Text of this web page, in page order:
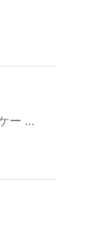
ー ...